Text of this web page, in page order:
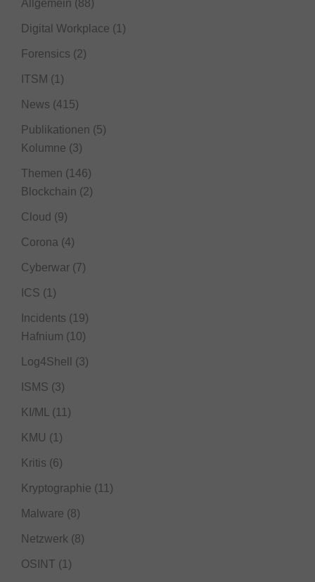
Allgemein (88)
Digital Workplace (1)
Forensics (2)
ITSM (1)
News (415)
Publikationen (5)
Kolumne (3)
Themen (146)
Blockchain (2)
Cloud (9)
Corona (4)
Cyberwar (7)
ICS (1)
Incidents (19)
Hafnium (10)
Log4Shell (3)
ISMS (3)
KI/ML (11)
KMU (1)
Kritis (6)
Kryptographie (11)
Malware (8)
Netzwerk (8)
OSINT (1)